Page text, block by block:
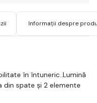
Informații despre
în întuneric..Lumină
spate și 2 elemente